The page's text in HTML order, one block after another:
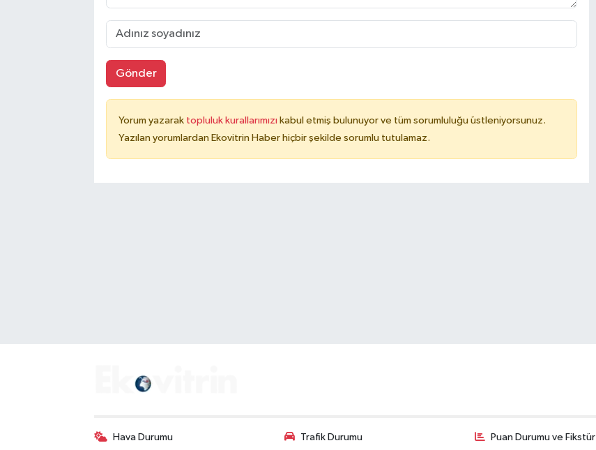
Gönder
Yorum yazarak topluluk kurallarımızı kabul etmiş bulunuyor ve tüm sorumluluğu üstleniyorsunuz.
Yazılan yorumlardan Ekovitrin Haber hiçbir şekilde sorumlu tutulamaz.
Hava Durumu Trafik Durumu Puan Durumu ve Fikstür